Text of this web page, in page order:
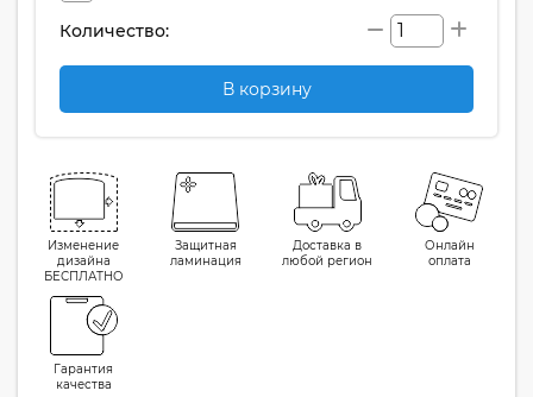
Количество:
В корзину
Изменение
дизайна
БЕСПЛАТНО
Защитная
ламинация
Доставка в
любой регион
Онлайн
оплата
Гарантия
качества